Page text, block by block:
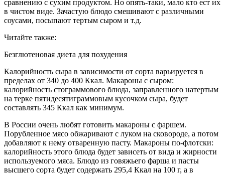
сравнению с сухим продуктом. Но опять-таки, мало кто ест их
в чистом виде. Зачастую блюдо смешивают с различными
соусами, посыпают тертым сыром и т.д.
Читайте также:
Безглютеновая диета для похудения
Калорийность сыра в зависимости от сорта варьируется в
пределах от 340 до 400 Ккал. Макароны с сыром:
калорийность стограммового блюда, заправленного натертым
на терке пятидесятиграммовым кусочком сыра, будет
составлять 345 Ккал как минимум.
В России очень любят готовить макароны с фаршем.
Порубленное мясо обжаривают с луком на сковороде, а потом
добавляют к нему отваренную пасту. Макароны по-флотски:
калорийность этого блюда будет зависеть от вида и жирности
используемого мяса. Блюдо из говяжьего фарша и пасты
высшего сорта будет содержать 295,4 Ккал на 100 г, а в